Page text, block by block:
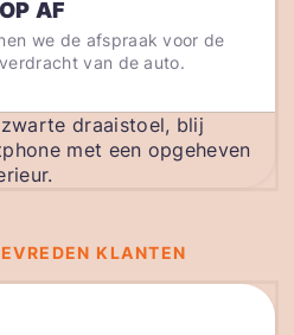
AF
we de afspraak voor de
van de auto.
KLANTEN